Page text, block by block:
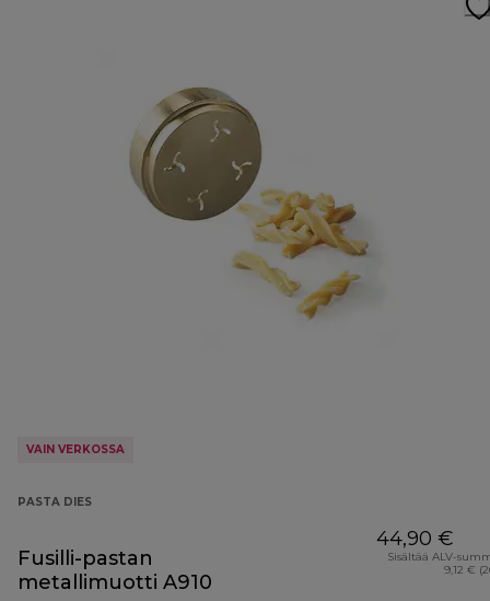
VAIN VERKOSSA
PASTA DIES
Fusilli-pastan
metallimuotti A910
44,90 €
Sisältää ALV-
9,12 €